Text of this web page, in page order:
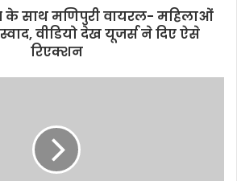
के साथ मणिपुरी वायरल- महिलाओं
वीडियो देख यूजर्स ने दिए ऐसे
रिएक्शन